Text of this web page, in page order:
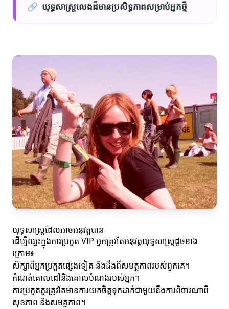
🔗 យុទ្ធសាស្ត្រលេងដ៏មានប្រសិទ្ធភាពសម្រាប់អ្នកថ្មី
យុទ្ធសាស្ត្រដែលអាចអនុវត្តបាន
ដើម្បីឈ្នះក្នុងការប្រកួត VIP អ្នកត្រូវតែអនុវត្តយុទ្ធសាស្ត្រដូចខាង
ក្រោម៖
សិក្សាពីអ្នកប្រកួតផ្សេងទៀត និងដឹងពីសមត្ថភាពរបស់ពួកគេ។
កំណត់គោលដៅនិងគោលបំណងរបស់អ្នក។
ការប្រកួតគួរត្រូវតែមានការយកចិត្តទុកដាក់ជាមួយនឹងការពិចារណាពី
សុខភាព និងសមត្ថភាព។